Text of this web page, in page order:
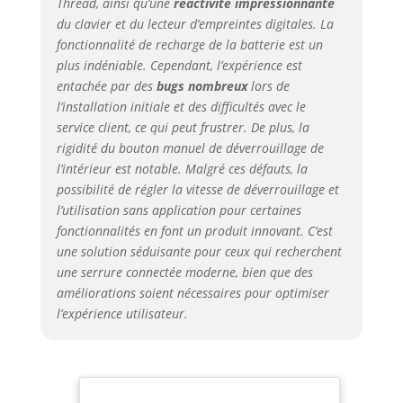
pour un accès à distance. En outre, il
permet la définition des mots de
passe temporaires, y compris ceux à
usage unique et périodique pour
faciliter le partage avec d'autres
personnes, ainsi que l’utilisation des
clés mécaniques pour les situations
d'urgence. [Montage Facile et
Compatibilité Étendue] Et assurez-
vous que votre serrure prend en
charge les fonctions d'urgence, avec
une épaisseur de clé ≤ 5 mm et une
longueur de poignée ≤ 39 mm. U200
est conçu pour un montage facile et
adapté à la serrure existante sans
aucun perçage ni vissage, ce qui en
fait une solution pratique et directe
du clavier et du lecteur d’empreintes digitales. La
fonctionnalité de recharge de la batterie est un
plus indéniable. Cependant, l’expérience est
entachée par des bugs nombreuxlors de
l’installation initiale et des difficultés avec le
service client, ce qui peut frustrer. De plus, la
rigidité du bouton manuel de déverrouillage de
l’intérieur est notable. Malgré ces défauts, la
possibilité de régler la vitesse de déverrouillage et
l’utilisation sans application pour certaines
fonctionnalités en font un produit innovant. C’est
une solution séduisante pour ceux qui recherchent
une serrure connectée moderne, bien que des
améliorations soient nécessaires pour optimiser
l’expérience utilisateur.